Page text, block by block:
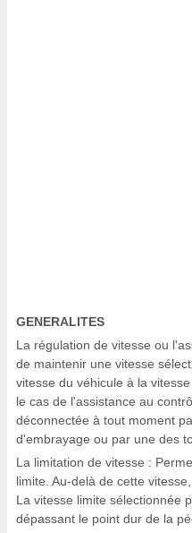
GENERALITES
La régulation de vitesse ou
de maintenir une vitesse
vitesse du véhicule à la
le cas de l'assistance au
déconnectée à tout moment
d'embrayage ou par une des
La limitation de vitesse :
limite. Au-delà de cette
La vitesse limite sélectionnée
dépassant le point dur de la